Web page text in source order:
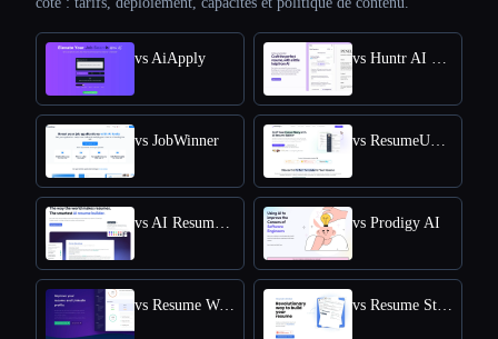
vs AiApply vs Huntr AI Resume Builder
vs JobWinner vs ResumeUp.AI
vs AI Resume Editor vs Prodigy AI
vs Resume Worded vs Resume Studio